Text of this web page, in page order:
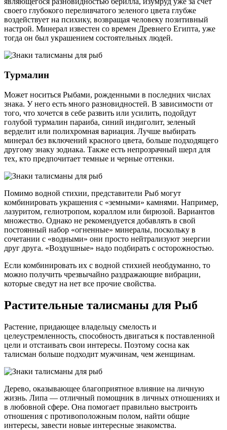
своего глубокого переливчатого зеленого цвета глубже
воздействует на психику, возвращая человеку позитивный
настрой. Минерал известен со времен Древнего Египта, уже
тогда он был украшением состоятельных людей.
Турмалин
Может носиться Рыбами, рожденными в последних числах
знака. У него есть много разновидностей. В зависимости от
того, что хочется в себе развить или усилить, подойдут
голубой турмалин параиба, синий индиголит, зеленый
верделит или полихромная вариация. Лучше выбирать
минерал без включений красного цвета, больше подходящего
другому знаку зодиака. Также есть непрозрачный шерл для
тех, кто предпочитает темные и черные оттенки.
Помимо водной стихии, представители Рыб могут
комбинировать украшения с «земными» камнями. Например,
лазуритом, гелиотропом, кораллом или бирюзой. Вариантов
множество. Однако не рекомендуется добавлять в свой
постоянный набор «огненные» минералы, поскольку в
сочетании с «водными» они просто нейтрализуют энергии
друг друга. «Воздушные» надо подбирать с осторожностью.
Если комбинировать их с водной стихией необдуманно, то
можно получить чрезвычайно раздражающие вибрации,
которые сведут на нет все прочие свойства.
Растительные талисманы для Рыб
Растение, придающее владельцу смелость и
целеустремленность, способность двигаться к поставленной
цели и отстаивать свои интересы. Поэтому сосна как
талисман больше подходит мужчинам, чем женщинам.
Дерево, оказывающее благоприятное влияние на личную
жизнь. Липа — отличный помощник в личных отношениях и
в любовной сфере. Она помогает правильно выстроить
отношения с противоположным полом, найти общие
интересы, завести новые интересные знакомства.